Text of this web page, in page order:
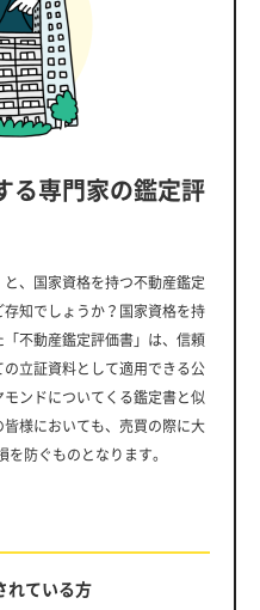
る専門家の鑑定評
、国家資格を持つ不動産鑑定
知でしょうか？国家資格を持
不動産鑑定評価書」は、信頼
立証資料として適用できる公
ンドについてくる鑑定書と似
様においても、売買の際に大
防ぐものとなります。
れている方